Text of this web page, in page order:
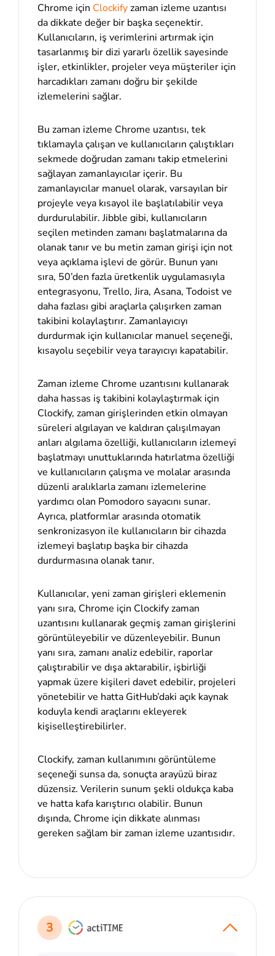
Chrome için Clockifyzaman izleme uzantısı
da dikkate değer bir başka seçenektir.
Kullanıcıların, iş verimlerini artırmak için
tasarlanmış bir dizi yararlı özellik sayesinde
işler, etkinlikler, projeler veya müşteriler için
harcadıkları zamanı doğru bir şekilde
izlemelerini sağlar.
Bu zaman izleme Chrome uzantısı, tek
tıklamayla çalışan ve kullanıcıların çalıştıkları
sekmede doğrudan zamanı takip etmelerini
sağlayan zamanlayıcılar içerir. Bu
zamanlayıcılar manuel olarak, varsayılan bir
projeyle veya kısayol ile başlatılabilir veya
durdurulabilir. Jibble gibi, kullanıcıların
seçilen metinden zamanı başlatmalarına da
olanak tanır ve bu metin zaman girişi için not
veya açıklama işlevi de görür. Bunun yanı
sıra, 50’den fazla üretkenlik uygulamasıyla
entegrasyonu, Trello, Jira, Asana, Todoist ve
daha fazlası gibi araçlarla çalışırken zaman
takibini kolaylaştırır. Zamanlayıcıyı
durdurmak için kullanıcılar manuel seçeneği,
kısayolu seçebilir veya tarayıcıyı kapatabilir.
Zaman izleme Chrome uzantısını kullanarak
daha hassas iş takibini kolaylaştırmak için
Clockify, zaman girişlerinden etkin olmayan
süreleri algılayan ve kaldıran çalışılmayan
anları algılama özelliği, kullanıcıların izlemeyi
başlatmayı unuttuklarında hatırlatma özelliği
ve kullanıcıların çalışma ve molalar arasında
düzenli aralıklarla zamanı izlemelerine
yardımcı olan Pomodoro sayacını sunar.
Ayrıca, platformlar arasında otomatik
senkronizasyon ile kullanıcıların bir cihazda
izlemeyi başlatıp başka bir cihazda
durdurmasına olanak tanır.
Kullanıcılar, yeni zaman girişleri eklemenin
yanı sıra, Chrome için Clockify zaman
uzantısını kullanarak geçmiş zaman girişlerini
görüntüleyebilir ve düzenleyebilir. Bunun
yanı sıra, zamanı analiz edebilir, raporlar
çalıştırabilir ve dışa aktarabilir, işbirliği
yapmak üzere kişileri davet edebilir, projeleri
yönetebilir ve hatta GitHub’daki açık kaynak
koduyla kendi araçlarını ekleyerek
kişiselleştirebilirler.
Clockify, zaman kullanımını görüntüleme
seçeneği sunsa da, sonuçta arayüzü biraz
düzensiz. Verilerin sunum şekli oldukça kaba
ve hatta kafa karıştırıcı olabilir. Bunun
dışında, Chrome için dikkate alınması
gereken sağlam bir zaman izleme uzantısıdır.
3